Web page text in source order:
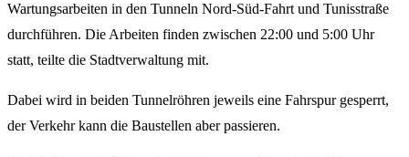
Wartungsarbeiten in den Tunneln Nord-Süd-Fahrt und Tunisstraße
durchführen. Die Arbeiten finden zwischen 22:00 und 5:00 Uhr
statt, teilte die Stadtverwaltung mit.
Dabei wird in beiden Tunnelröhren jeweils eine Fahrspur gesperrt,
der Verkehr kann die Baustellen aber passieren.